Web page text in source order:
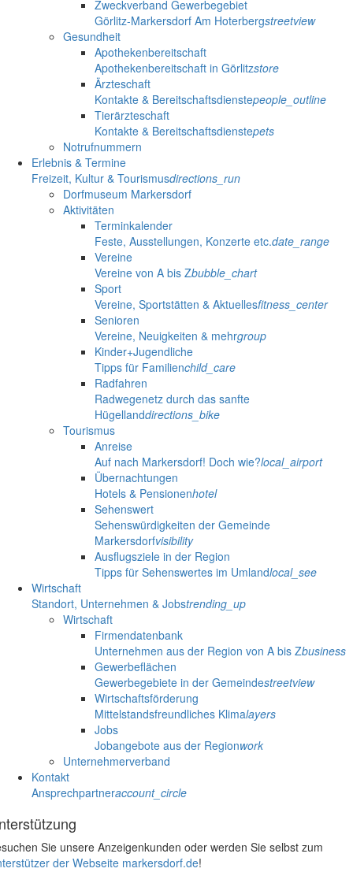
Zweckverband Gewerbegebiet
Görlitz-Markersdorf Am Hoterbergstreetview
Gesundheit
Apothekenbereitschaft
Apothekenbereitschaft in Görlitzstore
Ärzteschaft
Kontakte & Bereitschaftsdienstepeople_outline
Tierärzteschaft
Kontakte & Bereitschaftsdienstepets
Notrufnummern
Erlebnis & Termine
Freizeit, Kultur & Tourismusdirections_run
Dorfmuseum Markersdorf
Aktivitäten
Terminkalender
Feste, Ausstellungen, Konzerte etc.date_range
Vereine
Vereine von A bis Zbubble_chart
Sport
Vereine, Sportstätten & Aktuellesfitness_center
Senioren
Vereine, Neuigkeiten & mehrgroup
Kinder+Jugendliche
Tipps für Familienchild_care
Radfahren
Radwegenetz durch das sanfte
Hügellanddirections_bike
Tourismus
Anreise
Auf nach Markersdorf! Doch wie?local_airport
Übernachtungen
Hotels & Pensionenhotel
Sehenswert
Sehenswürdigkeiten der Gemeinde
Markersdorfvisibility
Ausflugsziele in der Region
Tipps für Sehenswertes im Umlandlocal_see
Wirtschaft
Standort, Unternehmen & Jobstrending_up
Wirtschaft
Firmendatenbank
Unternehmen aus der Region von A bis Zbusiness
Gewerbeflächen
Gewerbegebiete in der Gemeindestreetview
Wirtschaftsförderung
Mittelstandsfreundliches Klimalayers
Jobs
Jobangebote aus der Regionwork
Unternehmerverband
Kontakt
Ansprechpartneraccount_circle
Sie unsere Anzeigenkunden oder werden Sie selbst zum
der Webseite markersdorf.de!